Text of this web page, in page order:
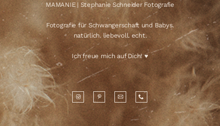
MAMANIE | Stephanie Schneider Fotografie
Fotografie für Schwangerschaft und Babys.
natürlich. liebevoll. echt.
Ich freue mich auf Dich! ♥